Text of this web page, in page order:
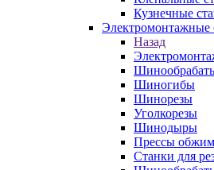
Кузнечные
Электромонтажные
Назад
Шиногибы
Шинорезы
Уголкорезы
Шинодыры
Прессы
Станки для